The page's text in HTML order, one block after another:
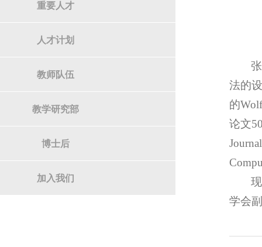
重要人才
人才计划
教师队伍
教学研究部
博士后
加入我们
法的
的
论文
学会